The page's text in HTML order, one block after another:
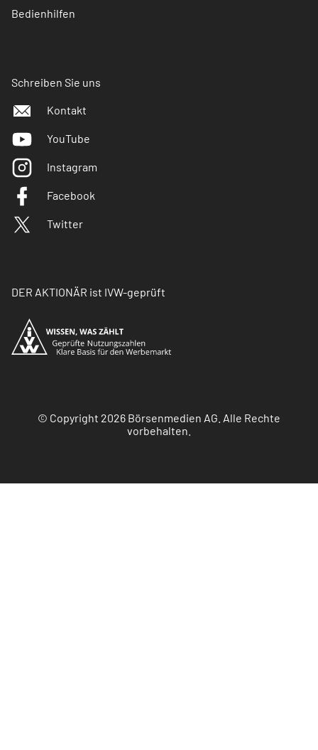
Bedienhilfen
Schreiben Sie uns
Kontakt
YouTube
Instagram
Facebook
Twitter
DER AKTIONÄR ist IVW-geprüft
© Copyright 2026 Börsenmedien AG. Alle Rechte
vorbehalten.